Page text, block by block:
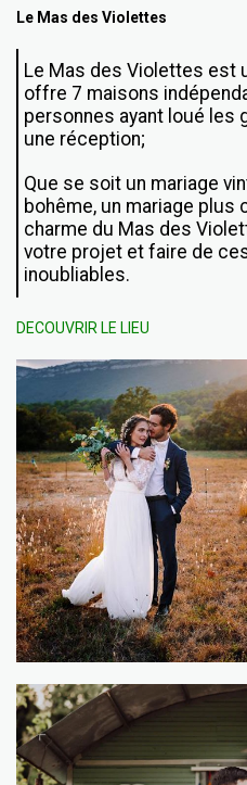
Le Mas des Violettes
Le Mas des Violettes est
offre 7 maisons
personnes ayant loué les
une réception;
Que se soit un mariage
bohême, un mariage plus
charme du Mas des
votre projet et faire de
inoubliables.
DECOUVRIR LE LIEU